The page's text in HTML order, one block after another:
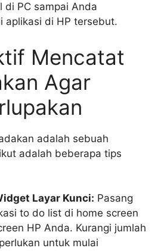
di PC sampai Anda
aplikasi di HP tersebut.
Mencatat
Agar
adalah sebuah
adalah beberapa tips
Layar Kunci: Pasang
to do list di home screen
HP Anda. Kurangi jumlah
untuk mulai